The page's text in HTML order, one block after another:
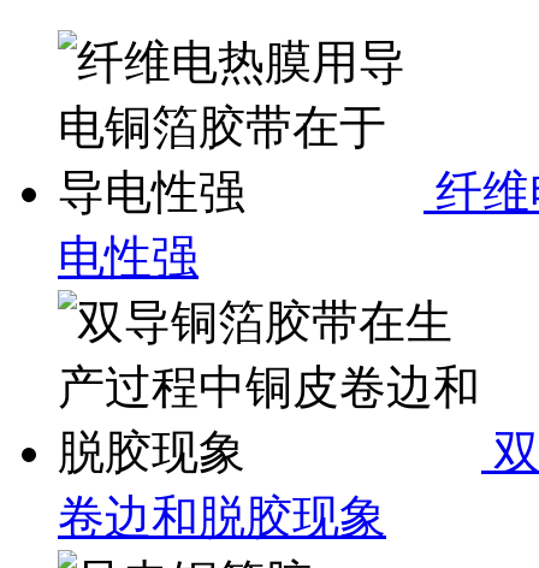
纤
电性强
卷边和脱胶现象